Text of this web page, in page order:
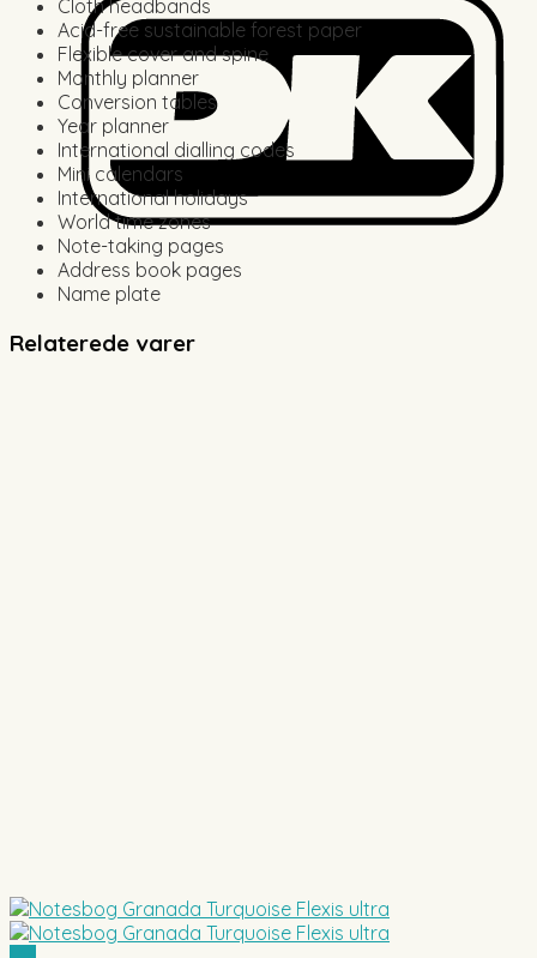
Cloth headbands
Acid-free sustainable forest paper
Flexible cover and spine
Monthly planner
Conversion tables
Year planner
International dialling codes
Mini calendars
International holidays
World time zones
Note-taking pages
Address book pages
Name plate
Relaterede varer